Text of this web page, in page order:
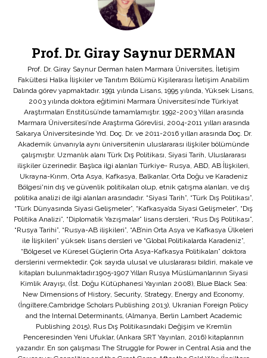
Prof. Dr. Giray Saynur DERMAN
Prof. Dr. Giray Saynur Derman halen Marmara Üniversites, İletişim
Fakültesi Halka İlişkiler ve Tanıtım Bölümü Kişilerarası İletişim Anabilim
Dalında görev yapmaktadır. 1991 yılında Lisans, 1995 yılında, Yüksek Lisans,
2003 yılında doktora eğitimini Marmara Üniversitesi’nde Türkiyat
Araştırmaları Enstitüsü’nde tamamlamıştır. 1992-2003 Yılları arasında
Marmara Üniversitesi’nde Araştırma Görevlisi, 2004-2011 yılları arasında
Sakarya Üniversitesinde Yrd. Doç. Dr. ve 2011-2016 yılları arasında Doç. Dr.
Akademik ünvanıyla aynı üniversitenin uluslararası ilişkiler bölümünde
çalışmıştır. Uzmanlık alanı Türk Dış Politikası, Siyasi Tarih, Uluslararası
ilişkiler üzerinedir. Başlıca ilgi alanları Türkiye- Rusya, ABD, AB İlişkileri,
Ukrayna-Kırım, Orta Asya, Kafkasya, Balkanlar, Orta Doğu ve Karadeniz
Bölgesi'nin dış ve güvenlik politikaları olup, etnik çatışma alanları, ve dış
politika analizi de ilgi alanları arasındadır. “Siyasi Tarih”, “Türk Dış Politikası”,
“Türk Dünyasında Siyasi Gelişmeler”, “Kafkasya’da Siyasi Gelişmeler”, “Dış
Politika Analizi”, “Diplomatik Yazışmalar” lisans dersleri, “Rus Dış Politikası”,
“Rusya Tarihi”, “Rusya-AB ilişkileri”, “AB’nin Orta Asya ve Kafkasya Ülkeleri
ile İlişkileri” yüksek lisans dersleri ve “Global Politikalarda Karadeniz”,
“Bölgesel ve Küresel Güçlerin Orta Asya-Kafkasya Politikaları” doktora
derslerini vermektedir. Çok sayıda ulusal ve uluslararası bildiri, makale ve
kitapları bulunmaktadır.1905-1907 Yılları Rusya Müslümanlarının Siyasi
Kimlik Arayışı, (İst. Doğu Kütüphanesi Yayınları 2008), Blue Black Sea:
New Dimensions of History, Security, Strategy, Energy and Economy,
(İngiltere,Cambridge Scholars Publishing 2013), Ukranian Foreign Policy
and the Internal Determinants, (Almanya, Berlin Lambert Academic
Publishing 2015), Rus Dış Politikasındaki Değişim ve Kremlin
Penceresinden Yeni Ufuklar, (Ankara SRT Yayınları, 2016) kitaplarının
yazarıdır. En son çalışması The Struggle for Power in Central Asia and the